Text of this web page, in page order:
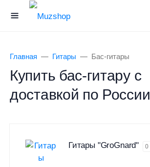
Главная Гитары Бас-гитары
Купить бас-гитару с
доставкой по России
Гитары "GroGnard" 0